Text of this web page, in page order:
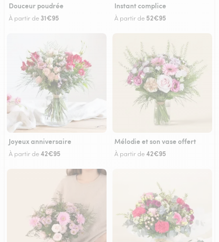
Douceur poudrée
À partir de 31€95
Instant complice
À partir de 52€95
Joyeux anniversaire
À partir de42€95
Mélodie et son vase offert
À partir de42€95